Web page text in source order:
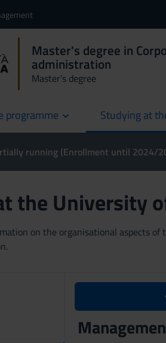
Master's degree in
administration
Master’s degree
programme Studying at
running (Enrollment until 2024/
the University
on the organisational aspects